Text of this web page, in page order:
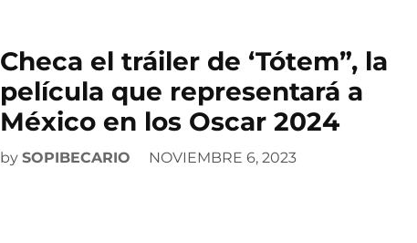
Checa el tráiler de ‘Tótem”, la
película que representará a
México en los Oscar 2024
by SOPIBECARIO NOVIEMBRE 6, 2023